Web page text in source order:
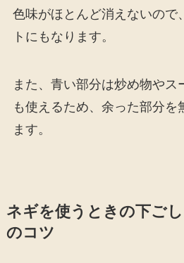
色味がほとんど消えないので
トにもなります。
また、青い部分は炒め物やス
も使えるため、余った部分を
ます。
ネギを使うときの下ご
のコツ